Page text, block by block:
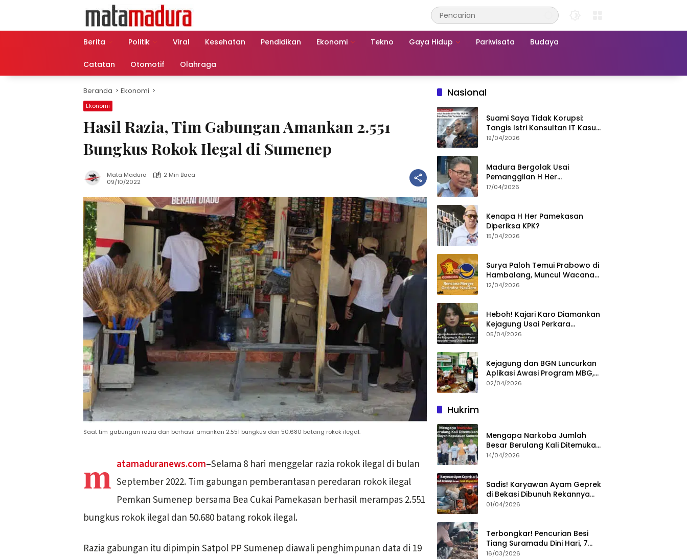
Berita
Politik Viral Kesehatan Pendidikan Ekonomi Tekno Gaya Hidup Pariwisata Budaya
Catatan Otomotif Olahraga
Beranda Ekonomi
Ekonomi
Hasil Razia, Tim Gabungan Amankan 2.551
Bungkus Rokok Ilegal di Sumenep
Mata Madura
2 Min Baca
09/10/2022
Saat tim gabungan razia dan berhasil amankan 2.551 bungkus dan 50.680 batang rokok ilegal.
m atamaduranews.com–Selama 8 hari menggelar razia rokok ilegal di bulan
September 2022. Tim gabungan pemberantasan peredaran rokok ilegal
Pemkan Sumenep bersama Bea Cukai Pamekasan berhasil merampas 2.551
bungkus rokok ilegal dan 50.680 batang rokok ilegal.
Razia gabungan itu dipimpin Satpol PP Sumenep diawali penghimpunan data di 19
Nasional
Suami Saya Tidak Korupsi:
Tangis Istri Konsultan IT Kasus
Nadiem Dituntut 22,5 Tahun
19/04/2026
Madura Bergolak Usai
Pemanggilan H Her
Pamekasan, Faizal Assegaf
17/04/2026
Kenapa H Her Pamekasan
Diperiksa KPK?
15/04/2026
Surya Paloh Temui Prabowo di
Hambalang, Muncul Wacana
Penggabungan NasDem dan
12/04/2026
Heboh! Kajari Karo Diamankan
Kejagung Usai Perkara
Videografer Divonis Bebas
05/04/2026
Kejagung dan BGN Luncurkan
Aplikasi Awasi Program MBG,
Begini Cara Lapornya
02/04/2026
Hukrim
Mengapa Narkoba Jumlah
Besar Berulang Kali Ditemukan
di Wilayah Kepulauan
14/04/2026
Sadis! Karyawan Ayam Geprek
di Bekasi Dibunuh Rekannya
karena Tolak Diajak Merampok
01/04/2026
Terbongkar! Pencurian Besi
Tiang Suramadu Dini Hari, 7
ABK Ditangkap Polisi
16/03/2026